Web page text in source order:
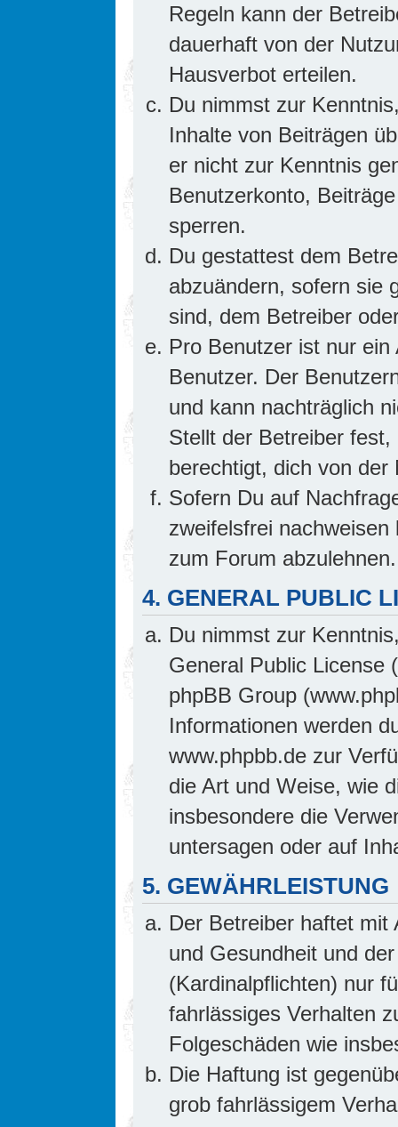
Regeln kann der
dauerhaft von der
Hausverbot erteilen.
Du nimmst zur
Inhalte von Beiträgen
er nicht zur Kenntnis
Benutzerkonto,
sperren.
Du gestattest dem
abzuändern, sofern sie
sind, dem Betreiber
Pro Benutzer ist nur
Benutzer. Der
und kann nachträglich
Stellt der Betreiber
berechtigt, dich von
Sofern Du auf
zweifelsfrei
zum Forum abzulehnen.
4. GENERAL PUBLIC
Du nimmst zur
General Public License
phpBB Group
Informationen werden
www.phpbb.de zur
die Art und Weise, wie
insbesondere die
untersagen oder auf
5. GEWÄHRLEISTUNG
Der Betreiber haftet mit
und Gesundheit und
(Kardinalpflichten) nur
fahrlässiges Verhalten
Folgeschäden wie
Die Haftung ist
grob fahrlässigem